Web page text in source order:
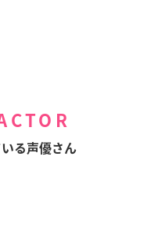
る声優さん